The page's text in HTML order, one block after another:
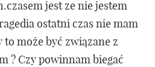
jest ze nie jestem
ostatni czas nie mam
to może być związane z
? Czy powinnam biegać